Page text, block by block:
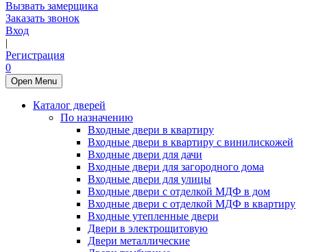
Вызвать замерщика
Заказать звонок
Вход
|
Регистрация
0
Open Menu
Каталог дверей
По назначению
Входные двери в квартиру
Входные двери в квартиру с винилискожей
Входные двери для дачи
Входные двери для загородного дома
Входные двери для улицы
Входные двери с отделкой МДФ в дом
Входные двери с отделкой МДФ в квартиру
Входные утепленные двери
Двери в электрощитовую
Двери металлические